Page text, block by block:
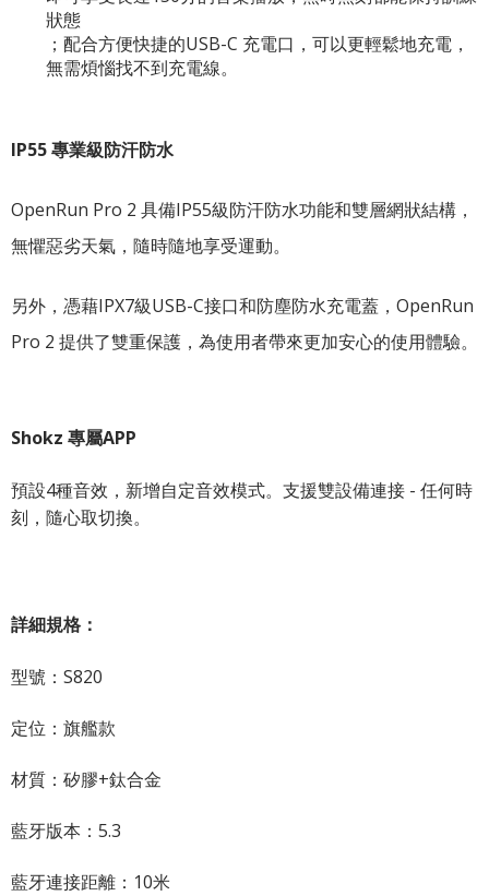
狀態
；配合方便快捷的USB-C 充電口，可以更輕鬆地充電，
無需煩惱找不到充電線。
IP55 專業級防汗防水
OpenRun Pro 2 具備IP55級防汗防水功能和雙層網狀結構，
無懼惡劣天氣，隨時隨地享受運動。
另外，憑藉IPX7級USB-C接口和防塵防水充電蓋，OpenRun
Pro 2 提供了雙重保護，為使用者帶來更加安心的使用體驗。
Shokz 專屬APP
預設4種音效，新增自定音效模式。支援雙設備連接 - 任何時
刻，隨心取切換。
詳細規格：
型號：S820
定位：旗艦款
材質：矽膠+鈦合金
藍牙版本：5.3
藍牙連接距離：10米